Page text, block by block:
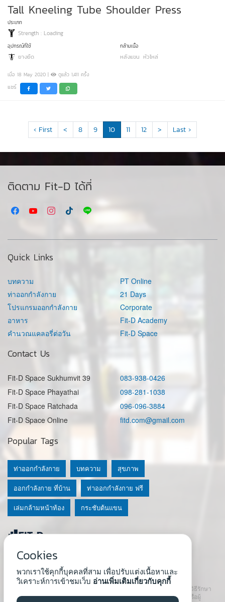
Tall Kneeling Tube Shoulder Press
ประเภท
Strength : Loading
อุปกรณ์ที่ใช้
ยางยืด
กล้ามเนื้อ
หลังแขน หัวไหล่
เมื่อ 18 May 2020 | ดูแล้ว 1,411 ครั้ง
แชร์
‹ First < 8 9 10 11 12 > Last ›
ติดตาม Fit-D ได้ที่
Quick Links
บทความ
ท่าออกกำลังกาย
โปรแกรมออกกำลังกาย
อาหาร
คำนวณแคลอรี่ต่อวัน
PT Online
21 Days
Corporate
Fit-D Academy
Fit-D Space
Contact Us
Fit-D Space Sukhumvit 39
083-938-0426
Fit-D Space Phayathai
098-281-1038
Fit-D Space Ratchada
096-096-3884
Fit-D Space Online
fitd.com@gmail.com
© 2020 Fit-D.com & Fit-D Finess
About Us | นโยบายความเป็นส่วนตัว|เงื่อนไขการใช้เว็บ
เนื้อหาที่ใช้ในเว็บนี้ ไม่สามารถใช้แทนคำปรึกษา คำแนะนำ วินิจฉัย หรือวิธีรักษา
โรคที่แนะนำจากผู้เชี่ยวชาญหรือแพทย์ได้ เราสนับสนุนให้ปรึกษาแพทย์หรือผู้
Popular Tags
ท่าออกกำลังกาย บทความ สุขภาพ
ออกกำลังกาย ที่บ้าน ท่าออกกำลังกาย ฟรี
เล่มกล้ามหน้าท้อง กระชับต้นแขน
Cookies
พวกเราใช้คุกกี้บุคคลที่สาม เพื่อปรับแต่งเนื้อหาและ
วิเคราะห์การเข้าชมเว็บ อ่านเพิ่มเติมเกี่ยวกับคุกกี้